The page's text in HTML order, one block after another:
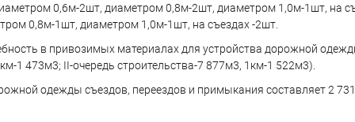
0,6м-2шт, диаметром 0,8м-2шт, диаметром 1,0м-1шт, на
0,8м-1шт, диаметром 1,0м-1шт, на съездах -2шт.
в привозимых материалах для устройства дорожной
1 473м3; II-очередь строительства-7 877м3, 1км-1 522м3).
одежды съездов, переездов и примыкания составляет 2